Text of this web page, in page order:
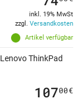
Artikel verfügbar
inkl. 19% MwSt
zzgl. Versandkosten
ThinkPad
10700€